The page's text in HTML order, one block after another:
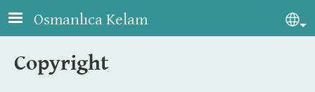
Skip to main content
Osmanlıca Kelam
Copyright